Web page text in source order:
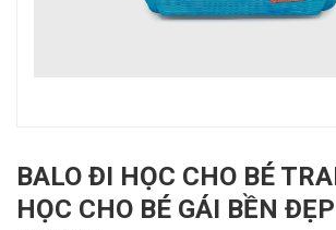
BALO ĐI HỌC CHO BÉ
HỌC CHO BÉ GÁI BỀN